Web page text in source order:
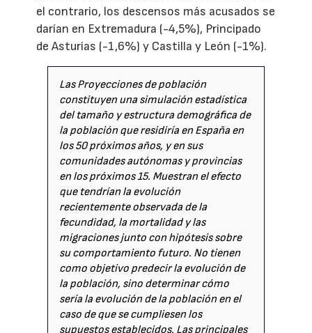
el contrario, los descensos más acusados se
darían en Extremadura (-4,5%), Principado
de Asturias (-1,6%) y Castilla y León (-1%).
Las Proyecciones de población
constituyen una simulación estadística
del tamaño y estructura demográfica de
la población que residiría en España en
los 50 próximos años, y en sus
comunidades autónomas y provincias
en los próximos 15. Muestran el efecto
que tendrían la evolución
recientemente observada de la
fecundidad, la mortalidad y las
migraciones junto con hipótesis sobre
su comportamiento futuro. No tienen
como objetivo predecir la evolución de
la población, sino determinar cómo
sería la evolución de la población en el
caso de que se cumpliesen los
supuestos establecidos. Las principales